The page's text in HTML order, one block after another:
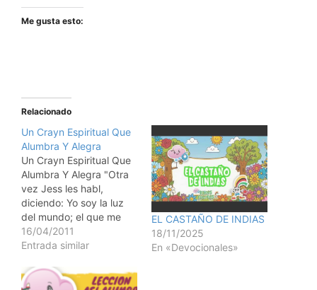
Me gusta esto:
Relacionado
Un Crayn Espiritual Que
Alumbra Y Alegra
Un Crayn Espiritual Que
Alumbra Y Alegra "Otra
vez Jess les habl,
diciendo: Yo soy la luz
del mundo; el que me
sigue, no andar en
tinieblas, sino que tendr
8:12). Un artista pint un
cuadro de un crepsculo
16/04/2011
Entrada similar
EL CASTAÑO DE INDIAS
18/11/2025
En «Devocionales»